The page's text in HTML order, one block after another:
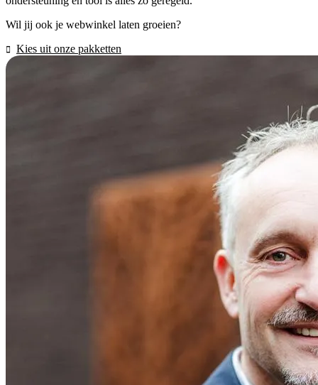
Wil jij ook je webwinkel laten groeien?
Kies uit onze pakketten